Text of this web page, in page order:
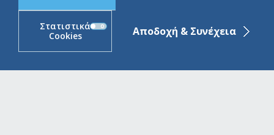
Risk.
Στατιστικά
Cookies
Αποδοχή & Συνέχεια